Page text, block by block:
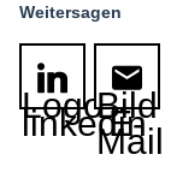
Weitersagen
Logo
linkedin
Bild
E-
Mail